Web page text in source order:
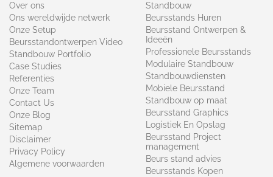
Over ons
Ons wereldwijde netwerk
Onze Setup
Beursstandontwerpen Video
Standbouw Portfolio
Case Studies
Referenties
Onze Team
Contact Us
Onze Blog
Sitemap
Disclaimer
Privacy Policy
Algemene voorwaarden
Standbouw
Beursstands Huren
Beursstand Ontwerpen &
Ideeën
Professionele Beursstands
Modulaire Standbouw
Standbouwdiensten
Mobiele Beursstand
Standbouw op maat​
Beursstand Graphics
Logistiek En Opslag
Beursstand Project
management
Beurs stand advies
Beursstands Kopen